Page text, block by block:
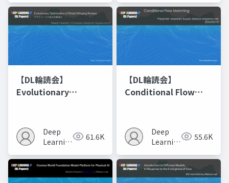
【DL輪読会】
Evolutionary
Recipes モデルマージ
の進化的最適化
Deep
Learning
61.6K
【DL輪読会】
Conditional Flow
Deep
Learning
55.6K